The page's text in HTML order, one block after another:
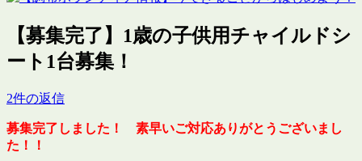
【募集完了】1歳の子供用チャイルドシ
ート1台募集！
2件の返信
募集完了しました！ 素早いご対応ありがとうございまし
た！！